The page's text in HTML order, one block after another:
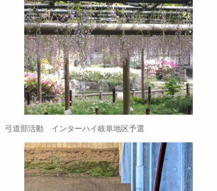
弓道部活動 インターハイ岐阜地区予選